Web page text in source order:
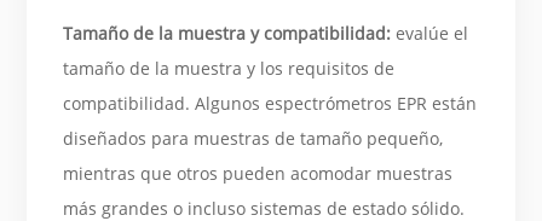
Tamaño de la muestra y compatibilidad: evalúe el
tamaño de la muestra y los requisitos de
compatibilidad. Algunos espectrómetros EPR están
diseñados para muestras de tamaño pequeño,
mientras que otros pueden acomodar muestras
más grandes o incluso sistemas de estado sólido.